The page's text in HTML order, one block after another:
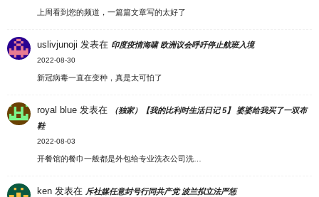
上周看到您的频道，一篇篇文章写的太好了
uslivjunoji 发表在 印度疫情海啸 欧洲议会呼吁停止航班入境
2022-08-30
新冠病毒一直在变种，真是太可怕了
royal blue 发表在
（独家）【我的比利时生活日记 5】 婆婆给我买了一双布
鞋
2022-08-03
开餐馆的餐巾一般都是外包给专业洗衣公司洗…
ken 发表在 斥社媒任意封号行同共产党 波兰拟立法严惩